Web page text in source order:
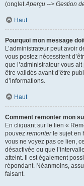
(ongletAperçu --> Gestion
Haut
Pourquoi mon message
L’administrateur peut avoir
vous postez nécessitent
que l’administrateur vous
être validés avant d’être
d’informations.
Haut
Comment remonter mon
En cliquant sur le lien «
pouvez remonterle sujet en
vous ne voyez pas ce lien,
désactivée ou que
atteint. Il est également
répondant. Néanmoins,
faisant.